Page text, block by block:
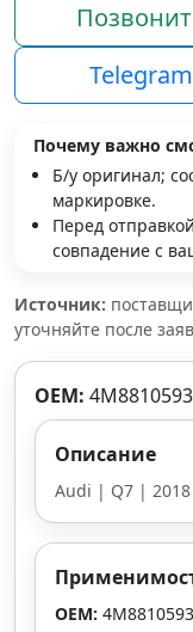
Telegram
Почему важно
Б/у оригинал;
маркировке.
Перед
совпадение с
Источник:
уточняйте после
OEM: 4M8810593
Описание
Audi | Q7 | 2018
OEM: 4M8810593